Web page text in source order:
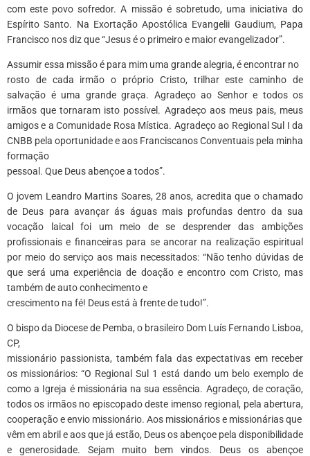
com este povo sofredor. A missão é sobretudo, uma iniciativa do
Espírito Santo. Na Exortação Apostólica Evangelii Gaudium, Papa
Francisco nos diz que “Jesus é o primeiro e maior evangelizador”.
Assumir essa missão é para mim uma grande alegria, é encontrar no
rosto de cada irmão o próprio Cristo, trilhar este caminho de
salvação é uma grande graça. Agradeço ao Senhor e todos os
irmãos que tornaram isto possível. Agradeço aos meus pais, meus
amigos e a Comunidade Rosa Mística. Agradeço ao Regional Sul I da
CNBB pela oportunidade e aos Franciscanos Conventuais pela minha
formação
pessoal. Que Deus abençoe a todos”.
O jovem Leandro Martins Soares, 28 anos, acredita que o chamado
de Deus para avançar ás águas mais profundas dentro da sua
vocação laical foi um meio de se desprender das ambições
profissionais e financeiras para se ancorar na realização espiritual
por meio do serviço aos mais necessitados: “Não tenho dúvidas de
que será uma experiência de doação e encontro com Cristo, mas
também de auto conhecimento e
crescimento na fé! Deus está à frente de tudo!”.
O bispo da Diocese de Pemba, o brasileiro Dom Luís Fernando Lisboa,
CP,
missionário passionista, também fala das expectativas em receber
os missionários: “O Regional Sul 1 está dando um belo exemplo de
como a Igreja é missionária na sua essência. Agradeço, de coração,
todos os irmãos no episcopado deste imenso regional, pela abertura,
cooperação e envio missionário. Aos missionários e missionárias que
vêm em abril e aos que já estão, Deus os abençoe pela disponibilidade
e generosidade. Sejam muito bem vindos. Deus os abençoe